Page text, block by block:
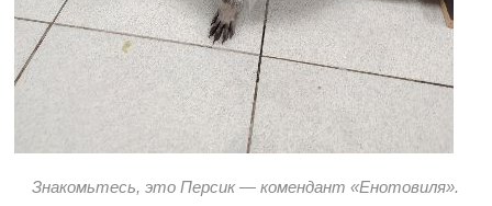
Знакомьтесь, это Персик — комендант «Енотовиля».